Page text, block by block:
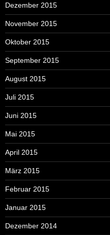
Dezember 2015
November 2015
Oktober 2015
September 2015
August 2015
Juli 2015
Juni 2015
Mai 2015
April 2015
März 2015
Februar 2015
Januar 2015
Dezember 2014